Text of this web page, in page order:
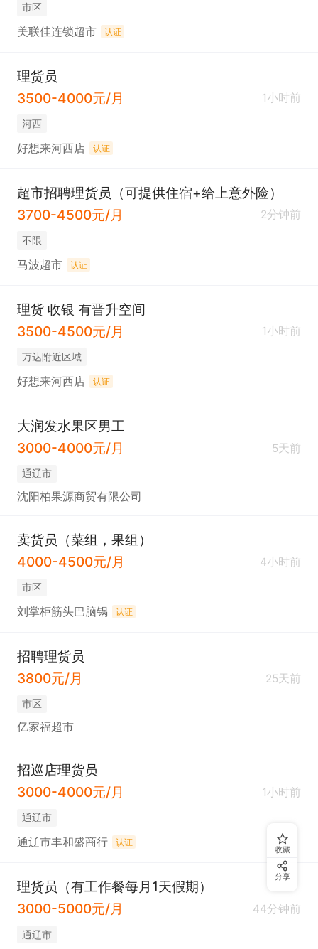
市区
美联佳连锁超市 认证
理货员
3500-4000元/月
1小时前
河西
好想来河西店 认证
超市招聘理货员（可提供住宿+给上意外险）
3700-4500元/月
2分钟前
不限
马波超市 认证
理货 收银 有晋升空间
3500-4500元/月
1小时前
万达附近区域
好想来河西店 认证
大润发水果区男工
3000-4000元/月
5天前
通辽市
沈阳柏果源商贸有限公司
卖货员（菜组，果组）
4000-4500元/月
4小时前
市区
刘掌柜筋头巴脑锅 认证
招聘理货员
3800元/月
25天前
市区
亿家福超市
招巡店理货员
3000-4000元/月
1小时前
通辽市
通辽市丰和盛商行 认证
理货员（有工作餐每月1天假期）
3000-5000元/月
44分钟前
通辽市
收藏
分享